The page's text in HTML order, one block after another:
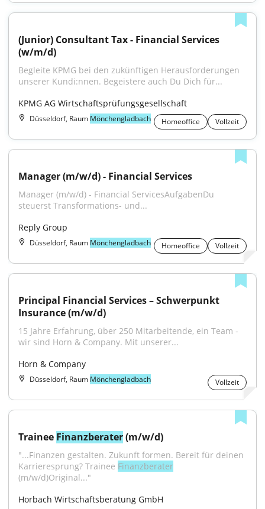
(Junior) Consultant Tax - Financial Services
(w/m/d)
Begleite KPMG bei den zukünftigen Herausforderungen
unserer Kundi:nnen. Begeistere auch Du Dich für...
KPMG AG Wirtschaftsprüfungsgesellschaft
Düsseldorf, Raum Mönchengladbach Homeoffice Vollzeit
Manager (m/w/d) - Financial Services
Manager (m/w/d) - Financial ServicesAufgabenDu
steuerst Transformations- und...
Reply Group
Düsseldorf, Raum Mönchengladbach Homeoffice Vollzeit
Principal Financial Services – Schwerpunkt
Insurance (m/w/d)
15 Jahre Erfahrung, über 250 Mitarbeitende, ein Team -
wir sind Horn & Company. Mit unserer...
Horn & Company
Düsseldorf, Raum Mönchengladbach Vollzeit
Trainee Finanzberater (m/w/d)
"...Finanzen gestalten. Zukunft formen. Bereit für deinen
Karrieresprung? Trainee Finanzberater
(m/w/d)Original..."
Horbach Wirtschaftsberatung GmbH